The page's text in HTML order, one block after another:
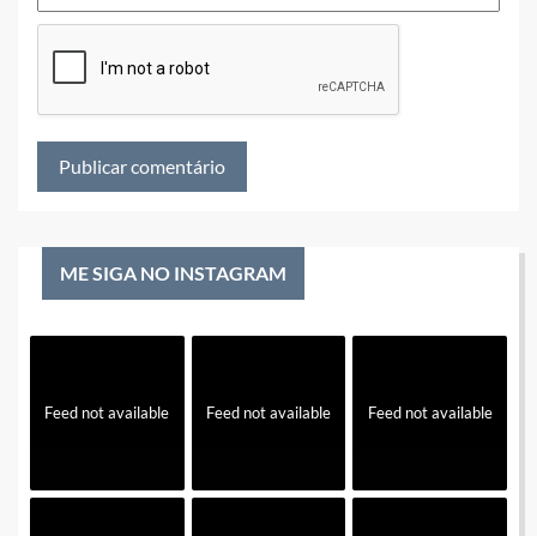
ME SIGA NO INSTAGRAM
Feed not available Feed not available Feed not available